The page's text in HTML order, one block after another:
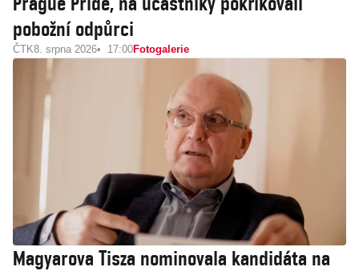
pobožní odpůrci
ČTK8. srpna 2026 17:00Fotogalerie
Magyarova Tisza nominovala kandidáta na